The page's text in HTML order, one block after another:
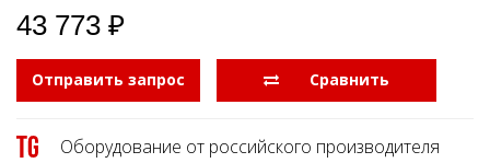
монтажа на стену
43 773 ₽
Отправить запрос
  Сравнить
Оборудование от российского производителя